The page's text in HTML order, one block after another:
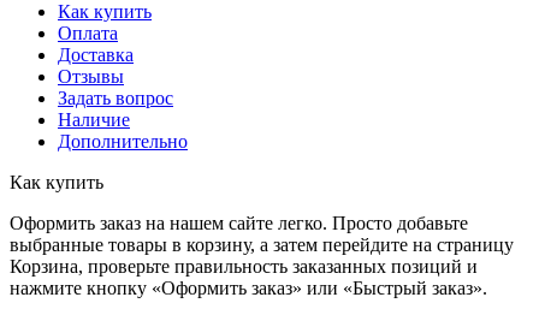
Как купить
Оплата
Доставка
Отзывы
Задать вопрос
Наличие
Дополнительно
Как купить
Оформить заказ на нашем сайте легко. Просто добавьте
выбранные товары в корзину, а затем перейдите на страницу
Корзина, проверьте правильность заказанных позиций и
нажмите кнопку «Оформить заказ» или «Быстрый заказ».